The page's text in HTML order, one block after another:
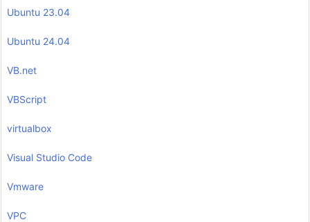
Ubuntu 23.04
Ubuntu 24.04
VB.net
VBScript
virtualbox
Visual Studio Code
Vmware
VPC